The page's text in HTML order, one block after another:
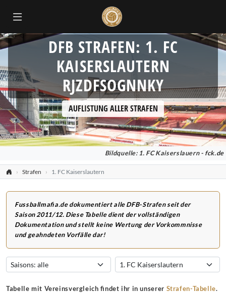
DFB STRAFEN: 1. FC
KAISERSLAUTERN
RJZDFSOGNNKY
AUFLISTUNG ALLER STRAFEN
Bildquelle: 1. FC Kaiserslauern - fck.de
Strafen 1. FC Kaiserslautern
Fussballmafia.de dokumentiert alle DFB-Strafen seit der
Saison 2011/12. Diese Tabelle dient der vollständigen
Dokumentation und stellt keine Wertung der Vorkommnisse
und geahndeten Vorfälle dar!
Tabelle mit Vereinsvergleich findet ihr in unserer Strafen-Tabelle.